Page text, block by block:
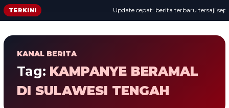
TERKINI Update cepat: berita terbaru tersaji
KANAL BERITA
Tag: KAMPANYE BERAMAL
DI SULAWESI TENGAH